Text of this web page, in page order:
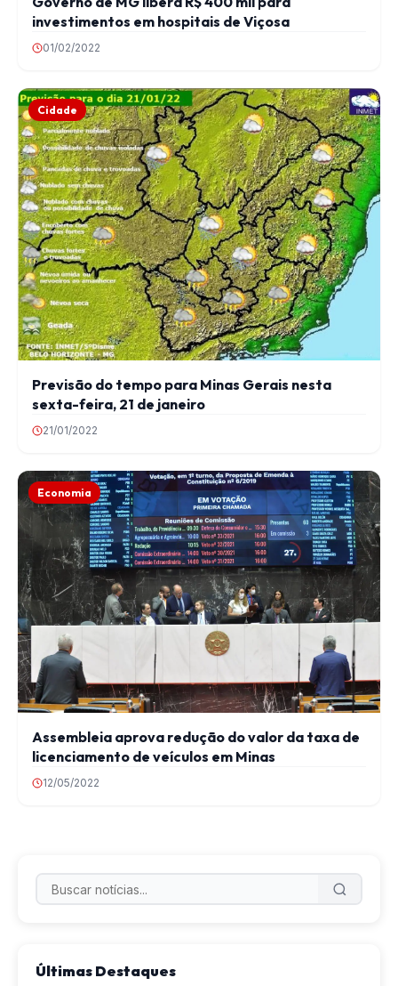
investimentos em hospitais de Viçosa
01/02/2022
Cidade
Previsão do tempo para Minas Gerais nesta
sexta-feira, 21 de janeiro
21/01/2022
Economia
Assembleia aprova redução do valor da taxa de
licenciamento de veículos em Minas
12/05/2022
Últimas Destaques